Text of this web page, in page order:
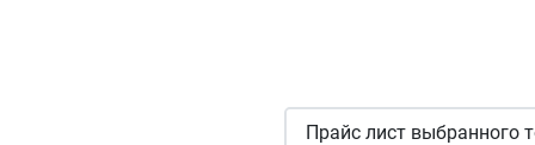
Прайс лист выбранного